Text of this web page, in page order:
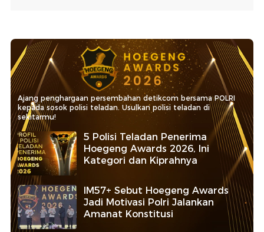
Ajang penghargaan persembahan detikcom bersama POLRI
kepada sosok polisi teladan. Usulkan polisi teladan di
sekitarmu!
5 Polisi Teladan Penerima
Hoegeng Awards 2026, Ini
Kategori dan Kiprahnya
IM57+ Sebut Hoegeng Awards
Jadi Motivasi Polri Jalankan
Amanat Konstitusi